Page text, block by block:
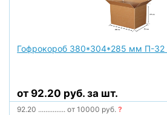
Гофрокороб 380*304*285 мм П-32
от 92.20 руб. за шт.
92.20 ............... от 10000 руб.?